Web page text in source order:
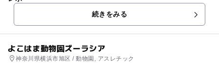
続きをみる
よこはま動物園ズーラシア
神奈川県横浜市旭区 / 動物園, アスレチック